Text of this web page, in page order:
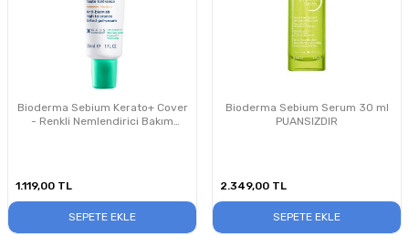
Bioderma Sebium Kerato+ Cover
- Renkli Nemlendirici Bakım
1.119,00 TL
SEPETE EKLE
Bioderma Sebium Serum 30 ml
PUANSIZDIR
2.349,00 TL
SEPETE EKLE